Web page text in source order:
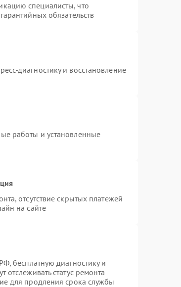
специалисты, что
обязательств
диагностику и восстановление
работы и установленные
отсутствие скрытых платежей
на сайте
бесплатную диагностику и
статус ремонта
для продления срока службы